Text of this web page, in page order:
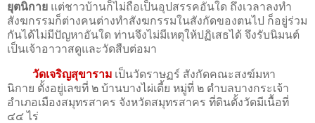
ยุตนิกาย แต่ชาวบ้านก็ไม่ถือเป็นอุปสรรคอันใด ถึงเวลาลงทำ
สังฆกรรมก็ต่างคนต่างทำสังฆกรรมในสังกัดของตนไป ก็อยู่ร่วม
กันได้ไม่มีปัญหาอันใด ท่านจึงไม่มีเหตุให้ปฏิเสธได้ จึงรับนิมนต์
เป็นเจ้าอาวาสดูและวัดสืบต่อมา
วัดเจริญสุขาราม เป็นวัดราษฏร์ สังกัดคณะสงฆ์มหา
นิกาย ตั้งอยู่เลขที่ ๒ บ้านบางไผ่เตี้ย หมู่ที่ ๒ ตำบลบางกระเจ้า
อำเภอเมืองสมุทรสาคร จังหวัดสมุทรสาคร ที่ดินตั้งวัดมีเนื้อที่
๔๔ ไร่